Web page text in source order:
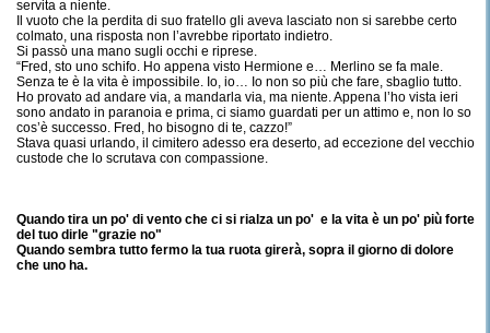
servita a niente.
Il vuoto che la perdita di suo fratello gli aveva lasciato non si sarebbe certo
colmato, una risposta non l’avrebbe riportato indietro.
Si passò una mano sugli occhi e riprese.
“Fred, sto uno schifo. Ho appena visto Hermione e… Merlino se fa male.
Senza te è la vita è impossibile. Io, io… Io non so più che fare, sbaglio tutto.
Ho provato ad andare via, a mandarla via, ma niente. Appena l’ho vista ieri
sono andato in paranoia e prima, ci siamo guardati per un attimo e, non lo so
cos’è successo. Fred, ho bisogno di te, cazzo!”
Stava quasi urlando, il cimitero adesso era deserto, ad eccezione del vecchio
custode che lo scrutava con compassione.
Quando tira un po' di vento che ci si rialza un po' e la vita è un po' più forte
del tuo dirle "grazie no"
Quando sembra tutto fermo la tua ruota girerà, sopra il giorno di dolore
che uno ha.